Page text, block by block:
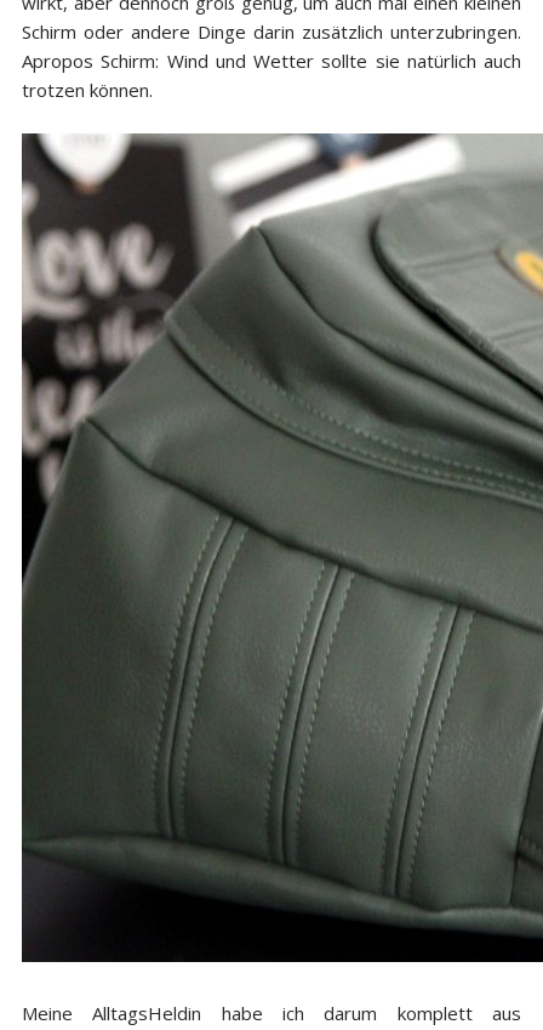
Schirm oder andere Dinge darin zusätzlich unterzubringen.
Apropos Schirm: Wind und Wetter sollte sie natürlich auch
trotzen können.
Meine AlltagsHeldin habe ich darum komplett aus